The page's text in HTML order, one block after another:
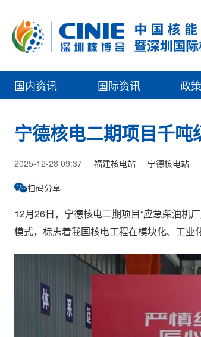
国内资讯 国际资讯 政
宁德核电二期项目千吨
2025-12-28 09:37 福建核电站 宁德核电站
扫码分享
12月26日，宁德核电二期项目“应急柴油机
模式，标志着我国核电工程在模块化、工业